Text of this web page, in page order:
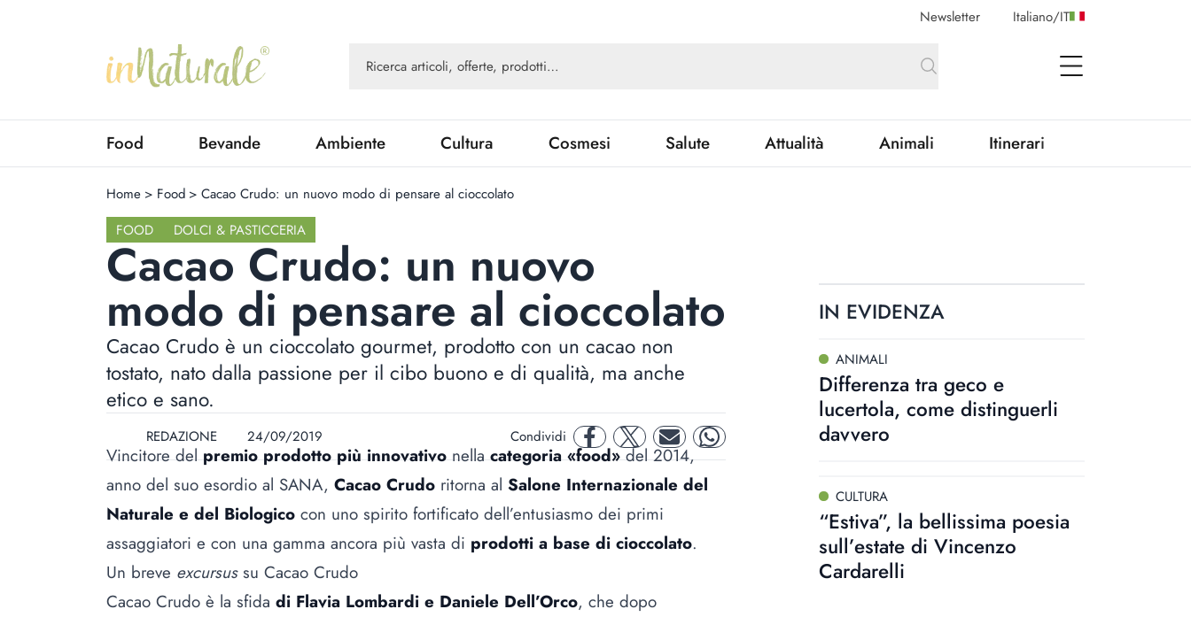
Newsletter Italiano/IT
open Menu
Food Bevande Ambiente Cultura Cosmesi Salute Attualità Animali Itinerari
Home > Food > Cacao Crudo: un nuovo modo di pensare al cioccolato
FOOD
DOLCI & PASTICCERIA
Cacao Crudo: un nuovo
modo di pensare al cioccolato
Cacao Crudo è un cioccolato gourmet, prodotto con un cacao non
tostato, nato dalla passione per il cibo buono e di qualità, ma anche
etico e sano.
REDAZIONE 24/09/2019 Condividi facebooktwitter mail whatsapp
Vincitore delpremio prodotto più innovativonellacategoria «food»del 2014,
anno del suo esordio al SANA, Cacao Crudo ritorna al Salone Internazionale del
Naturale e del Biologico con uno spirito fortificato dell’entusiasmo dei primi
assaggiatori e con una gamma ancora più vasta di prodotti a base di cioccolato.
Un breve excursussu Cacao Crudo
Cacao Crudo è la sfida di Flavia Lombardi e Daniele Dell’Orco, che dopo
IN EVIDENZA
ANIMALI
Differenza tra geco e
lucertola, come distinguerli
davvero
CULTURA
“Estiva”, la bellissima poesia
sull’estate di Vincenzo
Cardarelli